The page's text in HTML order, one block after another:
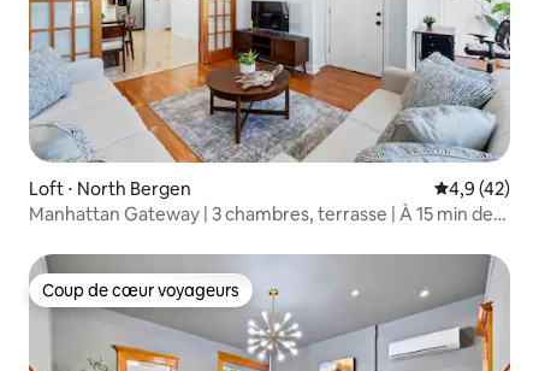
Loft ⋅ North Bergen Évaluation
4,9 (42)
Manhattan Gateway | 3 chambres, terrasse | À 15 min de
Coup de cœur voyageurs
Coup de cœur voyageurs